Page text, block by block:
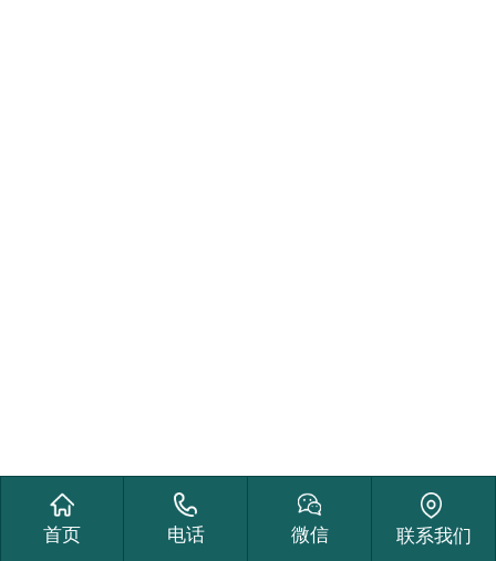
首页 电话 微信 联系我们